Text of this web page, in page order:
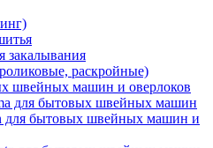
закалывания
раскройные)
швейных машин и оверлоков
для бытовых швейных машин
для бытовых швейных машин и